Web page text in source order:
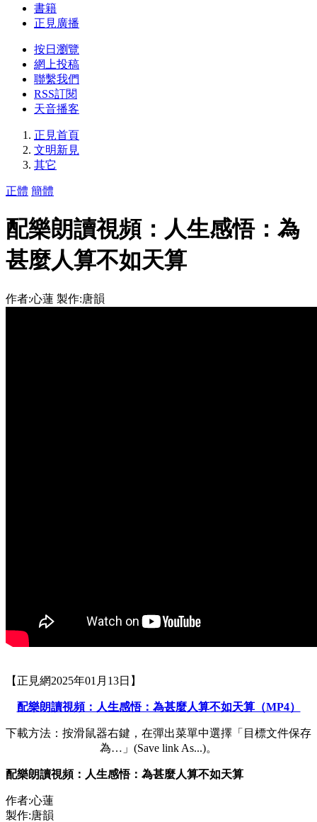
書籍
正見廣播
按日瀏覽
網上投稿
聯繫我們
RSS訂閱
天音播客
正見首頁
文明新見
其它
正體 簡體
配樂朗讀視頻：人生感悟：為
甚麼人算不如天算
作者:心蓮 製作:唐韻
【正見網2025年01月13日】
配樂朗讀視頻：人生感悟：為甚麼人算不如天算（MP4）
下載方法：按滑鼠器右鍵，在彈出菜單中選擇「目標文件保存
為…」(Save link As...)。
配樂朗讀視頻：人生感悟：為甚麼人算不如天算
作者:心蓮
製作:唐韻